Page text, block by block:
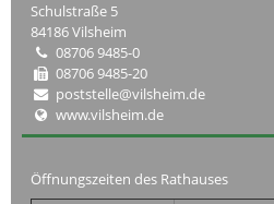
Schulstraße 5
84186 Vilsheim
08706 9485-0
08706 9485-20
poststelle@vilsheim.de
www.vilsheim.de
Öffnungszeiten des Rathauses